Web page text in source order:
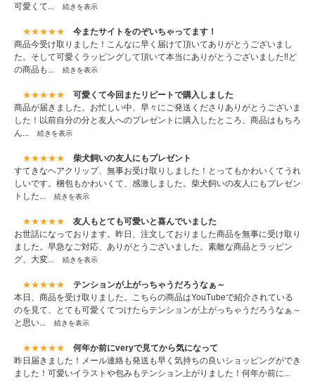
可愛くて...
続きを表示
★★★★★
今またサイトをのぞいちゃってます！
商品今受け取りました！こんなに早く届けて頂いてありがとうございまし
た。そして可愛くラッピングして頂いて本当にありがとうございました‼︎ど
の商品も...
続きを表示
★★★★★
可愛くて今回またリピートで購入しました
商品が届きました。お忙しい中、早々にご発送くださりありがとうございま
した！以前自分の分と友人へのプレゼントに購入したところ、商品はもちろ
ん...
続きを表示
★★★★★
柴犬飼いの友人にもプレゼント
すてきなヘアクリップ、無事お受け取りしました！とってもかわいくてうれ
しいです。梱包もかわいくて、感激しました。柴犬飼いの友人にもプレゼン
トした...
続きを表示
★★★★★
友人もとても可愛いと喜んでいました
お世話になっております。昨日、注文しておりました商品を無事に受け取り
ました。早急なご対応、ありがとうございました。素敵な商品とラッピン
グ、大変...
続きを表示
★★★★★
テンションが上がっちゃうだろうなぁ～
本日、商品を受け取りました。こちらの商品はYouTubeで紹介されている
のを見て、とても可愛くてつけたらテンションが上がっちゃうだろうなぁ～
と思い...
続きを表示
★★★★★
何年か前にveryで見てから気になって
昨日届きました！メール連絡も発送も早く気持ちの良いショッピングができ
ました！可愛いイラストや包みもテンション上がりました！何年か前に...